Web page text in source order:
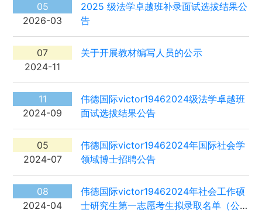
05
2026-03
2025 级法学卓越班补录面试选拔结果公
告
07
2024-11
关于开展教材编写人员的公示
11
2024-09
伟德国际victor19462024级法学卓越班
面试选拔结果公告
05
2024-07
伟德国际victor19462024年国际社会学
领域博士招聘公告
08
2024-04
伟德国际victor19462024年社会工作硕
士研究生第一志愿考生拟录取名单（公示